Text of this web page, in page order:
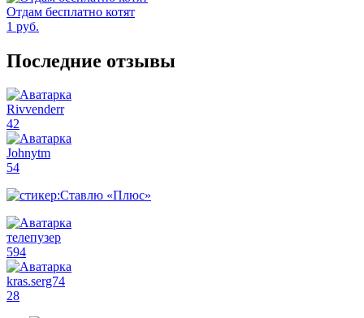
Отдам бесплатно котят
1 руб.
Последние отзывы
Rivvenderr
42
Johnytm
54
телепузер
594
kras.serg74
28